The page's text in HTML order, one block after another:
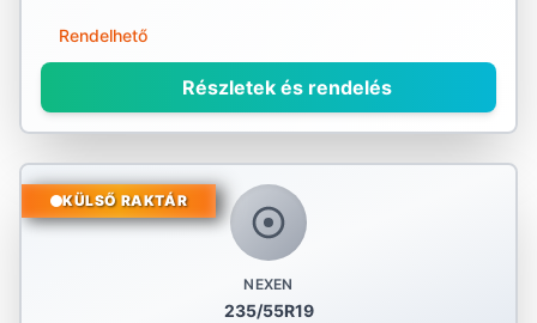
Rendelhető
Részletek és rendelés
NEXEN
235/55R19
KÜLSŐ RAKTÁR